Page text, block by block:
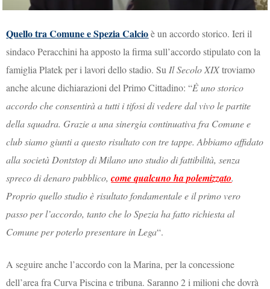
Quello tra Comune e Spezia Calcioè un accordo storico. Ieri il
sindaco Peracchini ha apposto la firma sull’accordo stipulato con la
famiglia Platek per i lavori dello stadio. Su Il Secolo XIXtroviamo
anche alcune dichiarazioni del Primo Cittadino: “È uno storico
accordo che consentirà a tutti i tifosi di vedere dal vivo le partite
della squadra. Grazie a una sinergia continuativa fra Comune e
club siamo giunti a questo risultato con tre tappe. Abbiamo affidato
alla società Dontstop di Milano uno studio di fattibilità, senza
spreco di denaro pubblico,come qualcuno ha polemizzato.
Proprio quello studio è risultato fondamentale e il primo vero
passo per l’accordo, tanto che lo Spezia ha fatto richiesta al
Comune per poterlo presentare in Lega“.
A seguire anche l’accordo con la Marina, per la concessione
dell’area fra Curva Piscina e tribuna. Saranno 2 i milioni che dovrà